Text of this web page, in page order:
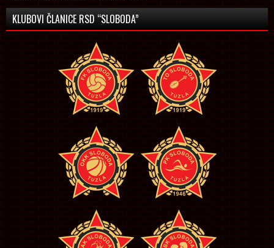
KLUBOVI ČLANICE RSD “SLOBODA”